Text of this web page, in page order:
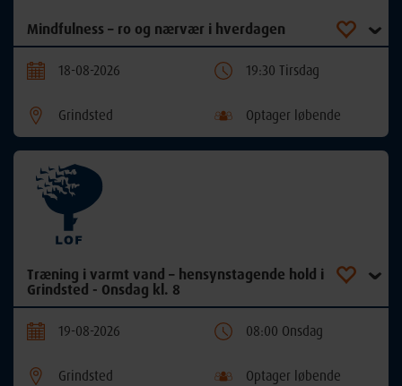
Mindfulness – ro og nærvær i hverdagen
18-08-2026 19:30 Tirsdag
Grindsted Optager løbende
Træning i varmt vand – hensynstagende hold i
Grindsted - Onsdag kl. 8
19-08-2026 08:00 Onsdag
Grindsted Optager løbende